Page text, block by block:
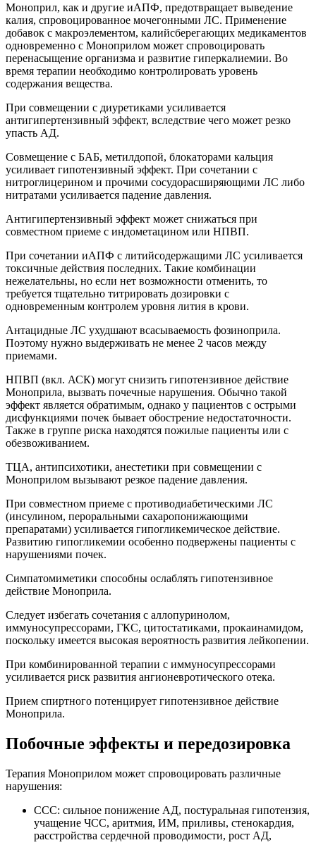
Моноприл, как и другие иАПФ, предотвращает выведение
калия, спровоцированное мочегонными ЛС. Применение
добавок с макроэлементом, калийсберегающих медикаментов
одновременно с Моноприлом может спровоцировать
перенасыщение организма и развитие гиперкалиемии. Во
время терапии необходимо контролировать уровень
содержания вещества.
При совмещении с диуретиками усиливается
антигипертензивный эффект, вследствие чего может резко
упасть АД.
Совмещение с БАБ, метилдопой, блокаторами кальция
усиливает гипотензивный эффект. При сочетании с
нитроглицерином и прочими сосудорасширяющими ЛС либо
нитратами усиливается падение давления.
Антигипертензивный эффект может снижаться при
совместном приеме с индометацином или НПВП.
При сочетании иАПФ с литийсодержащими ЛС усиливается
токсичные действия последних. Такие комбинации
нежелательны, но если нет возможности отменить, то
требуется тщательно титрировать дозировки с
одновременным контролем уровня лития в крови.
Антацидные ЛС ухудшают всасываемость фозиноприла.
Поэтому нужно выдерживать не менее 2 часов между
приемами.
НПВП (вкл. АСК) могут снизить гипотензивное действие
Моноприла, вызвать почечные нарушения. Обычно такой
эффект является обратимым, однако у пациентов с острыми
дисфункциями почек бывает обострение недостаточности.
Также в группе риска находятся пожилые пациенты или с
обезвоживанием.
ТЦА, антипсихотики, анестетики при совмещении с
Моноприлом вызывают резкое падение давления.
При совместном приеме с противодиабетическими ЛС
(инсулином, пероральными сахаропонижающими
препаратами) усиливается гипогликемическое действие.
Развитию гипогликемии особенно подвержены пациенты с
нарушениями почек.
Симпатомиметики способны ослаблять гипотензивное
действие Моноприла.
Следует избегать сочетания с аллопуринолом,
иммуносупрессорами, ГКС, цитостатиками, прокаинамидом,
поскольку имеется высокая вероятность развития лейкопении.
При комбинированной терапии с иммуносупрессорами
усиливается риск развития ангионевротического отека.
Прием спиртного потенцирует гипотензивное действие
Моноприла.
Побочные эффекты и передозировка
Терапия Моноприлом может спровоцировать различные
нарушения:
ССС: сильное понижение АД, постуральная гипотензия,
учащение ЧСС, аритмия, ИМ, приливы, стенокардия,
расстройства сердечной проводимости, рост АД,